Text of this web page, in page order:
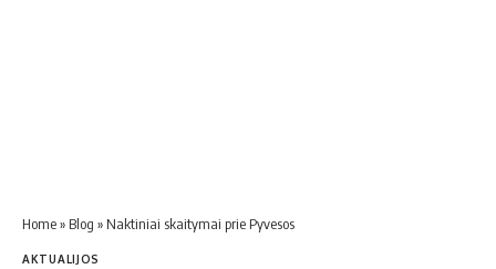
Home» Blog » Naktiniai skaitymai prie Pyvesos
AKTUALIJOS